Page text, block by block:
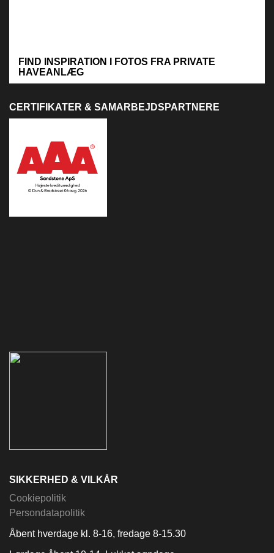
FIND INSPIRATION I FOTOS FRA PRIVATE
HAVEANLÆG
CERTIFIKATER & SAMARBEJDSPARTNERE
SIKKERHED & VILKÅR
Cookiepolitik
Persondatapolitik
Åbent hverdage kl. 8-16, fredage 8-15.30